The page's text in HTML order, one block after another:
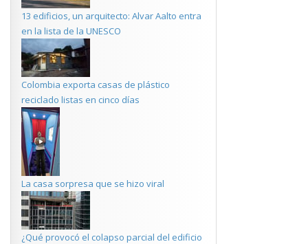
13 edificios, un arquitecto: Alvar Aalto entra
en la lista de la UNESCO
Colombia exporta casas de plástico
reciclado listas en cinco días
La casa sorpresa que se hizo viral
¿Qué provocó el colapso parcial del edificio